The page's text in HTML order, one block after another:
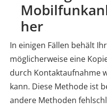
her
In einigen Fällen behält
möglicherweise eine
durch Kontaktaufnahme
kann. Diese Methode ist
andere Methoden